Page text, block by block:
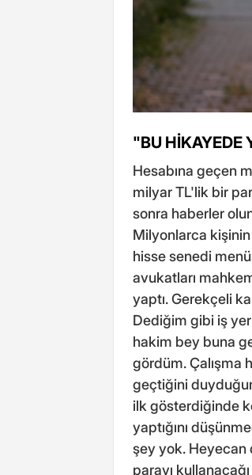
"BU HİKAYEDE
Hesabına geçen
milyar TL'lik bir
sonra haberler
Milyonlarca
hisse senedi
avukatları
yaptı. Gerekçeli
Dediğim gibi iş
hakim bey buna
gördüm. Çalışma
geçtiğini
ilk gösterdiğinde
yaptığını
şey yok. Heyecan
parayı